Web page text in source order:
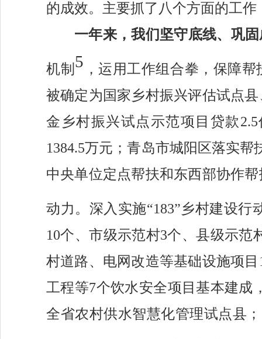
的成效。主要抓了八个方面的工作
一年来，我们坚守底线、 巩
机制 5 ，运用工作组合拳，保障
被确定为国家乡村振兴评估试点
金乡村振兴试点示范项目贷款
1384.5万元；青岛市城阳区落实
中央单位定点帮扶和东西部协作
动力。深入实施“183”乡村建设行
10个、市级示范村3个、县级示范
村道路、电网改造等基础设施项
工程等7个饮水安全项目基本建成
全省农村供水智慧化管理试点县